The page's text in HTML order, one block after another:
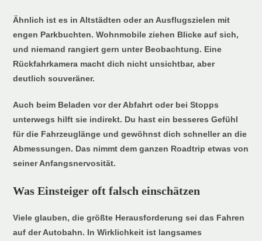
Ähnlich ist es in Altstädten oder an Ausflugszielen mit
engen Parkbuchten. Wohnmobile ziehen Blicke auf sich,
und niemand rangiert gern unter Beobachtung. Eine
Rückfahrkamera macht dich nicht unsichtbar, aber
deutlich souveräner.
Auch beim Beladen vor der Abfahrt oder bei Stopps
unterwegs hilft sie indirekt. Du hast ein besseres Gefühl
für die Fahrzeuglänge und gewöhnst dich schneller an die
Abmessungen. Das nimmt dem ganzen Roadtrip etwas von
seiner Anfangsnervosität.
Was Einsteiger oft falsch einschätzen
Viele glauben, die größte Herausforderung sei das Fahren
auf der Autobahn. In Wirklichkeit ist langsames